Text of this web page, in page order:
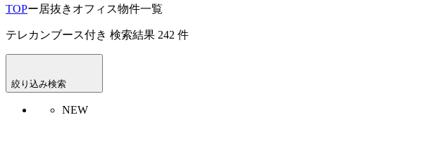
TOPー居抜きオフィス物件一覧
テレカンブース付き 検索結果 242 件
絞り込み検索
NEW